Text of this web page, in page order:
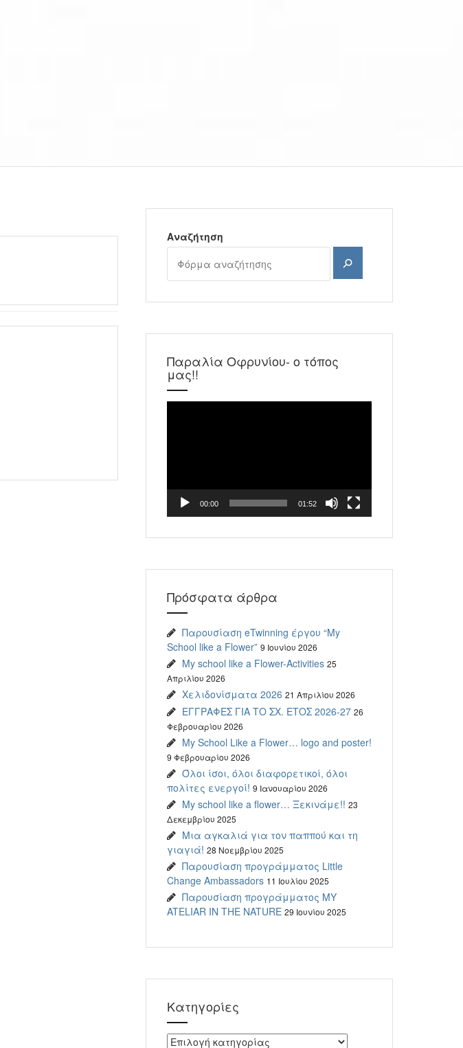
Αναζήτηση
Αναζήτηση
Παραλία Οφρυνίου- ο τόπος
μας!!
00:00 01:52
Πρόσφατα άρθρα
Παρουσίαση eTwinning έργου “My
School like a Flower” 9 Ιουνίου 2026
My school like a Flower-Activities 25
Απριλίου 2026
Χελιδονίσματα 2026 21 Απριλίου 2026
ΕΓΓΡΑΦΕΣ ΓΙΑ ΤΟ ΣΧ. ΕΤΟΣ 2026-27 26
Φεβρουαρίου 2026
My School Like a Flower… logo and poster!
9 Φεβρουαρίου 2026
Όλοι ίσοι, όλοι διαφορετικοί, όλοι
πολίτες ενεργοί! 9 Ιανουαρίου 2026
My school like a flower… Ξεκινάμε!! 23
Δεκεμβρίου 2025
Μια αγκαλιά για τον παππού και τη
γιαγιά! 28 Νοεμβρίου 2025
Παρουσίαση προγράμματος Little
Change Ambassadors 11 Ιουλίου 2025
Παρουσίαση προγράμματος MY
ATELIAR IN THE NATURE 29 Ιουνίου 2025
Kατηγορίες
Kατηγορίες